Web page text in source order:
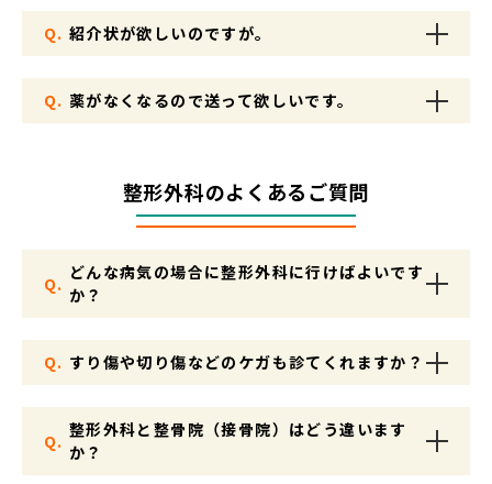
Q. 紹介状が欲しいのですが。
Q. 薬がなくなるので送って欲しいです。
整形外科のよくあるご質問
Q.
どんな病気の場合に整形外科に行けばよいです
か？
Q. すり傷や切り傷などのケガも診てくれますか？
Q.
整形外科と整骨院（接骨院）はどう違います
か？